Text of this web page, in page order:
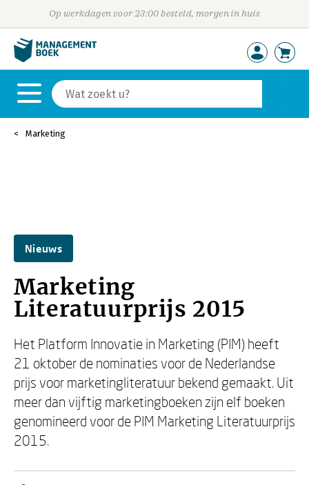
Op werkdagen voor 23:00 besteld, morgen in huis
Marketing
Nieuws
Marketing
Literatuurprijs 2015
Het Platform Innovatie in Marketing (PIM) heeft
21 oktober de nominaties voor de Nederlandse
prijs voor marketingliteratuur bekend gemaakt. Uit
meer dan vijftig marketingboeken zijn elf boeken
genomineerd voor de PIM Marketing Literatuurprijs
2015.